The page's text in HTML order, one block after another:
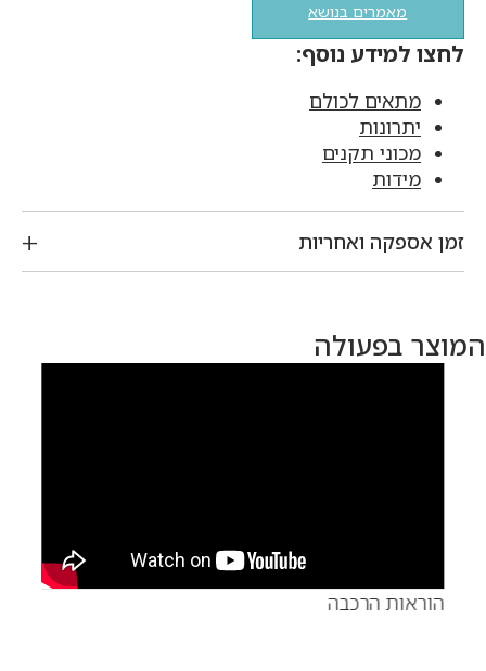
מאמרים בנושא
לחצו למידע נוסף:
מתאים לכולם
יתרונות
מכוני תקנים
מידות
זמן אספקה ואחריות
המוצר בפעולה
הוראות הרכבה